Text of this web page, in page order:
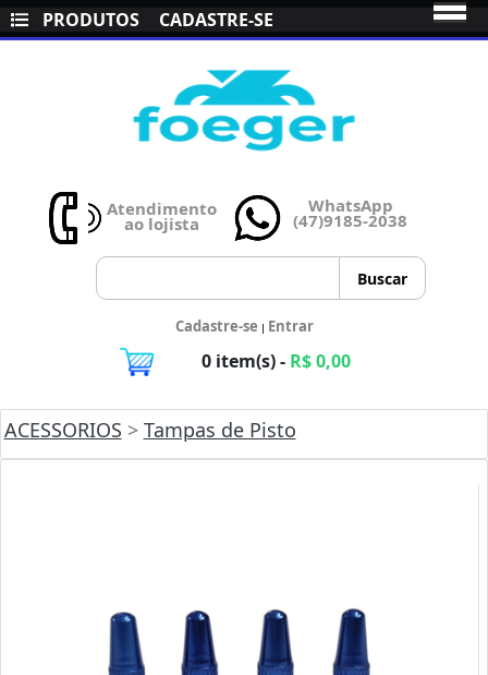
PRODUTOS CADASTRE-SE
Atendimento
ao lojista
WhatsApp
(47)9185-2038
Cadastre-se | Entrar
0 item(s) - R$ 0,00
ACESSORIOS > Tampas de Pisto